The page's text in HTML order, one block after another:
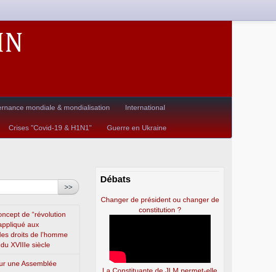
mondiale & mondialisation International
Crises "Covid-19 & H1N1" Guerre en Ukraine
>>
de “révolution
aux
droits de l’homme
XVIIIe siècle
une Assemblée
Débats
Changer de président ou changer de
constitution ?